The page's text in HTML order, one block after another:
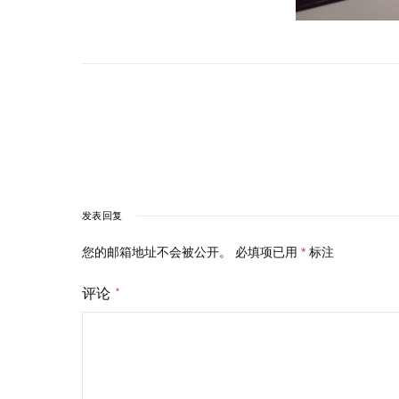
发表回复
您的邮箱地址不会被公开。 必填项已用 * 标注
评论 *